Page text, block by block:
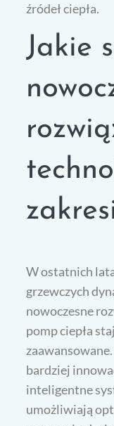
źródeł ciepła.
Jakie
W ostatnich
grzewczych
nowoczesne
pomp ciepła
bardziej
inteligentne
umożliwiają